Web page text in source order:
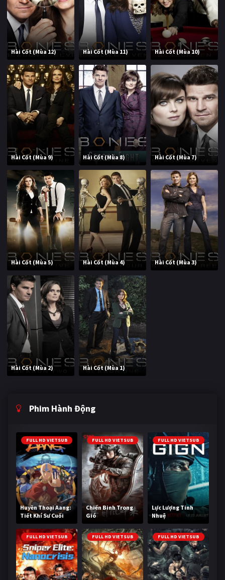
Hài Cốt (Mùa 12) Hài Cốt (Mùa 11) Hài Cốt (Mùa 10)
Hài Cốt (Mùa 9) Hài Cốt (Mùa 8) Hài Cốt (Mùa 7)
Hài Cốt (Mùa 5) Hài Cốt (Mùa 4) Hài Cốt (Mùa 3)
Hài Cốt (Mùa 2) Hài Cốt (Mùa 1)
Phim Hành Động
FULL HD VIETSUB
Huyền Thoại Aang:
Tiết Khí Sư Cuối
Cùng
FULL HD VIETSUB
Chiến Binh Trong
Gió
FULL HD VIETSUB
Lực Lượng Tinh
Nhuệ
FULL HD VIETSUB FULL HD VIETSUB FULL HD VIETSUB